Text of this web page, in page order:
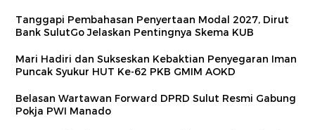
Tanggapi Pembahasan Penyertaan Modal 2027, Dirut
Bank SulutGo Jelaskan Pentingnya Skema KUB
Mari Hadiri dan Sukseskan Kebaktian Penyegaran Iman
Puncak Syukur HUT Ke-62 PKB GMIM AOKD
Belasan Wartawan Forward DPRD Sulut Resmi Gabung
Pokja PWI Manado